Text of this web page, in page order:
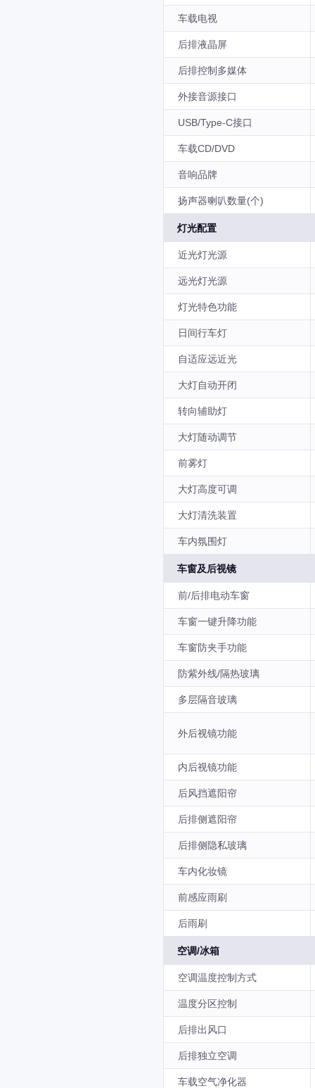
车载电视
后排液晶屏
后排控制多媒体
外接音源接口
USB/Type-C接口
车载CD/DVD
音响品牌
扬声器喇叭数量(个)
灯光配置
近光灯光源
远光灯光源
灯光特色功能
日间行车灯
自适应远近光
大灯自动开闭
转向辅助灯
大灯随动调节
前雾灯
大灯高度可调
大灯清洗装置
车内氛围灯
车窗及后视镜
前/后排电动车窗
车窗一键升降功能
车窗防夹手功能
防紫外线/隔热玻璃
多层隔音玻璃
外后视镜功能
内后视镜功能
后风挡遮阳帘
后排侧遮阳帘
后排侧隐私玻璃
车内化妆镜
前感应雨刷
后雨刷
空调/冰箱
空调温度控制方式
温度分区控制
后排出风口
后排独立空调
车载空气净化器